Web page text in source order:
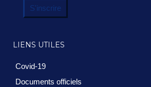
S'inscrire
LIENS UTILES
Covid-19
Documents officiels